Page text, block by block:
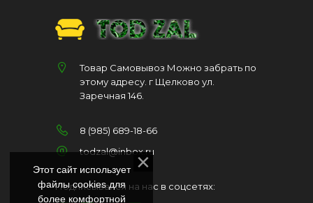
Товар Самовывоз Можно забрать по
этому адресу. г Щелково ул.
Заречная 146.
8 (985) 689-18-66
todzal@inbox.ru
Подписывайся на нас в соцсетях:
Этот сайт использует
файлы cookies для
более комфортной